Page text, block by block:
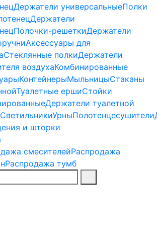
Держатели универсальныеПолки
Держатели
Полочки-решеткиДержатели
Аксессуары для
Стеклянные полкиДержатели
воздухаКомбинированные
КонтейнерыМыльницыСтаканы
Туалетные ершиСтойки
Держатели туалетной
СветильникиУрныПолотенцесушители
и шторки
смесителейРаспродажа
Распродажа тумб